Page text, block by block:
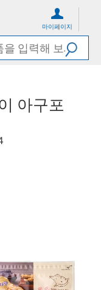
마이페이지
아구포